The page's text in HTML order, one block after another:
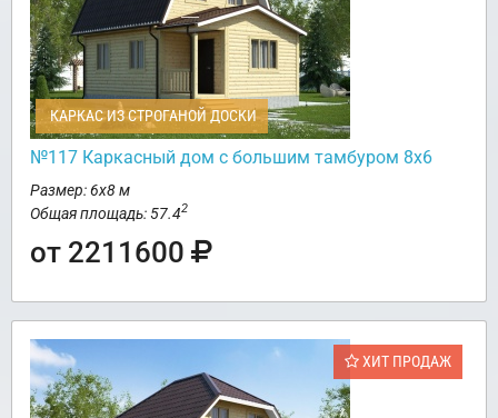
КАРКАС ИЗ СТРОГАНОЙ ДОСКИ
№117 Каркасный дом с большим тамбуром 8х6
Размер: 6х8 м
Общая площадь: 57.42
от 2211600
ХИТ ПРОДАЖ